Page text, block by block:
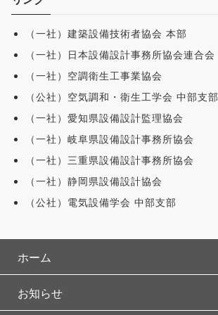
（一社）建築設備技術者協会 本部
（一社）日本設備設計事務所協会連合会
（一社）空調衛生工事業協会
（公社）空気調和・衛生工学会 中部支部
（一社）愛知県設備設計監理協会
（一社）岐阜県設備設計事務所協会
（一社）三重県設備設計事務所協会
（一社）静岡県設備設計協会
（公社）電気設備学会 中部支部
ホーム
お知らせ